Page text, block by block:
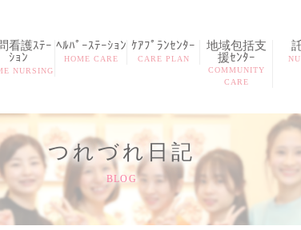
看護ｽﾃｰ
ｼｮﾝ
NURSING
ﾍﾙﾊﾟｰｽﾃｰｼｮﾝ
HOME CARE
ｹｱﾌﾟﾗﾝｾﾝﾀｰ
CARE PLAN
地域包括支
援ｾﾝﾀｰ
COMMUNITY
CARE
つれづれ日記
BLOG